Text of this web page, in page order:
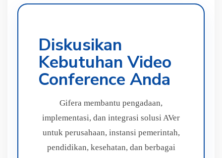
Diskusikan
Kebutuhan Video
Conference Anda
Gifera membantu pengadaan,
implementasi, dan integrasi solusi AVer
untuk perusahaan, instansi pemerintah,
pendidikan, kesehatan, dan berbagai